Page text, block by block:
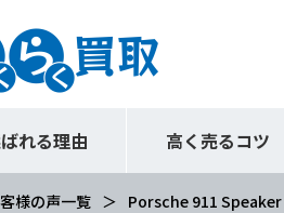
れる理由 高く売るコツ
様の声一覧 Porsche 911 Speaker